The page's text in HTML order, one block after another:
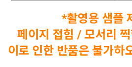
*촬영용 샘플
페이지 접힘 / 모서리
이로 인한 반품은 불가하